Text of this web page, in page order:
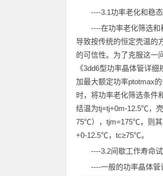
----3.1功率老化和稳
----在功率老化筛选和
导致按传统的恒定壳温的
的可信性。为了克服这一
《3dd6型功率晶体管详
加最大额定功率ptotmax
时，将功率老化筛选条件
结温为tj=tj+0m-12.5℃，
75℃），tjm=175℃，则其
+0-12.5℃，tc≥75℃。
----3.2间歇工作寿命
----一般的功率晶体